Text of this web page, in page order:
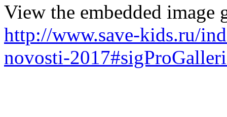
View the embedded image
http://www.save-kids.ru/
novosti-